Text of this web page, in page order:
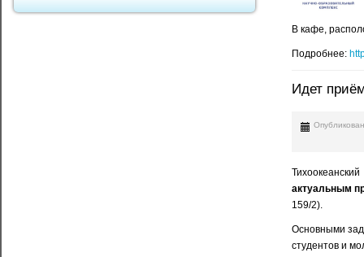
В кафе,
Подробнее:
Идет
актуальным
159/2).
Основными
студентов и